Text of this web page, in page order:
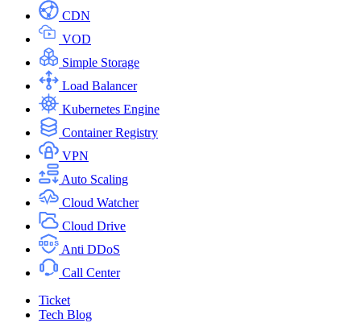
CDN
VOD
Simple Storage
Load Balancer
Kubernetes Engine
Container Registry
VPN
Auto Scaling
Cloud Watcher
Cloud Drive
Anti DDoS
Call Center
Ticket
Tech Blog